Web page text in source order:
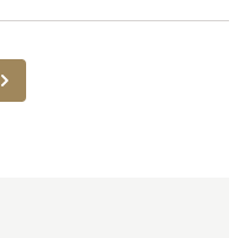
Weiter